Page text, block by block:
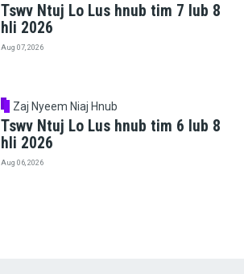
Tswv Ntuj Lo Lus hnub tim 7 lub 8
hli 2026
Aug 07, 2026
Zaj Nyeem Niaj Hnub
Tswv Ntuj Lo Lus hnub tim 6 lub 8
hli 2026
Aug 06, 2026